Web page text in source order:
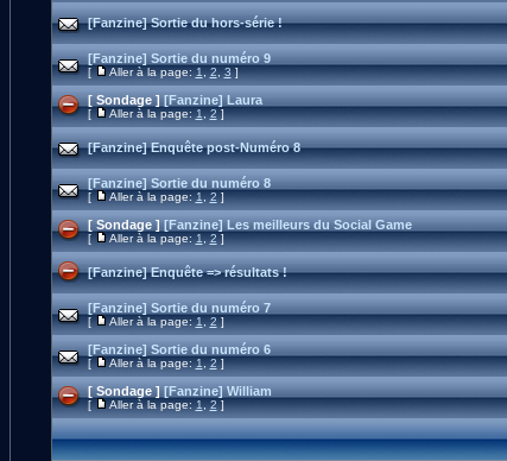
[Fanzine] Sortie du hors-série !
[Fanzine] Sortie du numéro 9
[ Aller à la page:1,2,3]
[ Sondage ] [Fanzine] Laura
[ Aller à la page:1,2]
[Fanzine] Enquête post-Numéro 8
[Fanzine] Sortie du numéro 8
[ Aller à la page:1,2]
[ Sondage ] [Fanzine] Les meilleurs du Social Game
[ Aller à la page:1,2]
[Fanzine] Enquête => résultats !
[Fanzine] Sortie du numéro 7
[ Aller à la page:1,2]
[Fanzine] Sortie du numéro 6
[ Aller à la page:1,2]
[ Sondage ] [Fanzine] William
[ Aller à la page:1,2]